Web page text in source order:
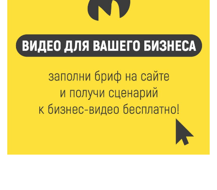
216
Маткапитал в деле: свыше 1900 тверских семей
оплатили образование детей в 2026 году